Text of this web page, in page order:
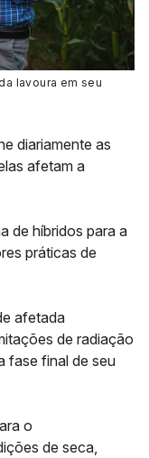
lavoura em seu
diariamente as
afetam a
de híbridos para a
práticas de
afetada
de radiação
fase final de seu
o
de seca,